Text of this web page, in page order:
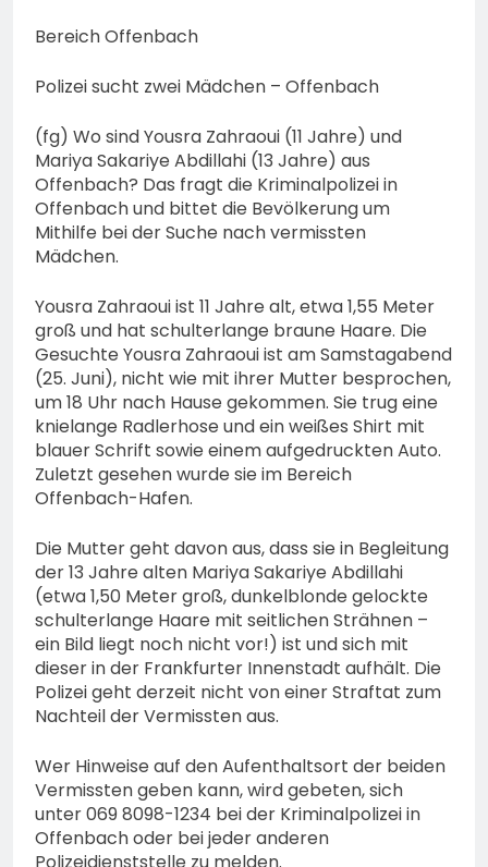
Bereich Offenbach
Polizei sucht zwei Mädchen – Offenbach
(fg) Wo sind Yousra Zahraoui (11 Jahre) und
Mariya Sakariye Abdillahi (13 Jahre) aus
Offenbach? Das fragt die Kriminalpolizei in
Offenbach und bittet die Bevölkerung um
Mithilfe bei der Suche nach vermissten
Mädchen.
Yousra Zahraoui ist 11 Jahre alt, etwa 1,55 Meter
groß und hat schulterlange braune Haare. Die
Gesuchte Yousra Zahraoui ist am Samstagabend
(25. Juni), nicht wie mit ihrer Mutter besprochen,
um 18 Uhr nach Hause gekommen. Sie trug eine
knielange Radlerhose und ein weißes Shirt mit
blauer Schrift sowie einem aufgedruckten Auto.
Zuletzt gesehen wurde sie im Bereich
Offenbach-Hafen.
Die Mutter geht davon aus, dass sie in Begleitung
der 13 Jahre alten Mariya Sakariye Abdillahi
(etwa 1,50 Meter groß, dunkelblonde gelockte
schulterlange Haare mit seitlichen Strähnen –
ein Bild liegt noch nicht vor!) ist und sich mit
dieser in der Frankfurter Innenstadt aufhält. Die
Polizei geht derzeit nicht von einer Straftat zum
Nachteil der Vermissten aus.
Wer Hinweise auf den Aufenthaltsort der beiden
Vermissten geben kann, wird gebeten, sich
unter 069 8098-1234 bei der Kriminalpolizei in
Offenbach oder bei jeder anderen
Polizeidienststelle zu melden.